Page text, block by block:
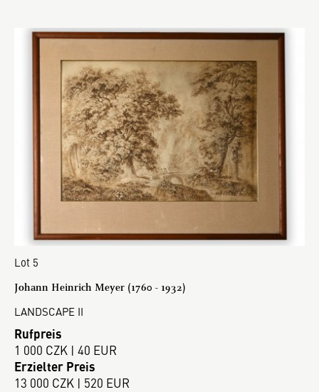
Lot 5
Johann Heinrich Meyer (1760 - 1932)
LANDSCAPE II
Rufpreis
1 000 CZK | 40 EUR
Erzielter Preis
13 000 CZK | 520 EUR